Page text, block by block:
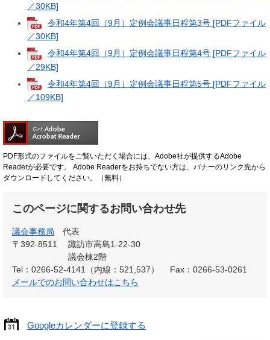
／30KB]
令和4年第4回（9月）定例会議事日程第3号 [PDFファイル
／30KB]
令和4年第4回（9月）定例会議事日程第4号 [PDFファイル
／29KB]
令和4年第4回（9月）定例会議事日程第5号 [PDFファイル
／109KB]
PDF形式のファイルをご覧いただく場合には、Adobe社が提供するAdobe
Readerが必要です。
Adobe Readerをお持ちでない方は、バナーのリンク先から
ダウンロードしてください。（無料）
このページに関するお問い合わせ先
議会事務局
代表
〒392-8511
諏訪市高島1-22-30
議会棟2階
Tel：0266-52-4141（内線：521,537）
Fax：0266-53-0261
メールでのお問い合わせはこちら
Googleカレンダーに登録する